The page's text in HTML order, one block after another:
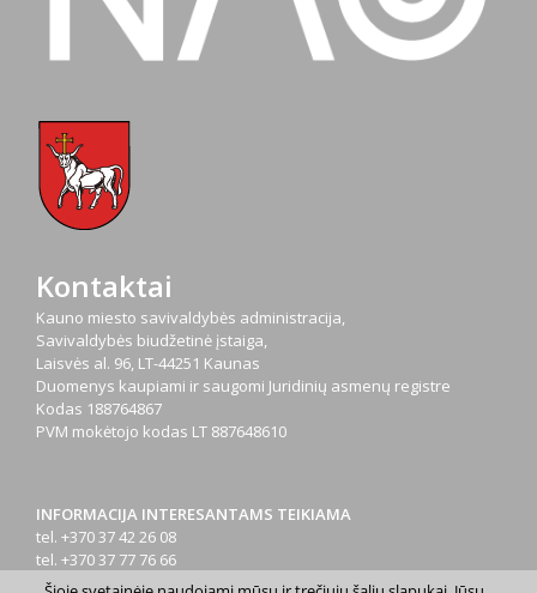
Kontaktai
Kauno miesto savivaldybės administracija,
Savivaldybės biudžetinė įstaiga,
Laisvės al. 96, LT-44251 Kaunas
Duomenys kaupiami ir saugomi Juridinių asmenų registre
Kodas 188764867
PVM mokėtojo kodas LT 887648610
INFORMACIJA INTERESANTAMS TEIKIAMA
tel. +370 37 42 26 08
tel. +370 37 77 76 66
tel. +370 660 07000